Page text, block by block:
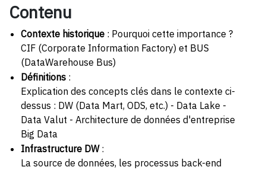
Contenu
Contexte historique : Pourquoi cette importance ?
CIF (Corporate Information Factory) et BUS
(DataWarehouse Bus)
Définitions :
Explication des concepts clés dans le contexte ci-
dessus : DW (Data Mart, ODS, etc.) - Data Lake -
Data Valut - Architecture de données d'entreprise
Big Data
Infrastructure DW:
La source de données, les processus back-end